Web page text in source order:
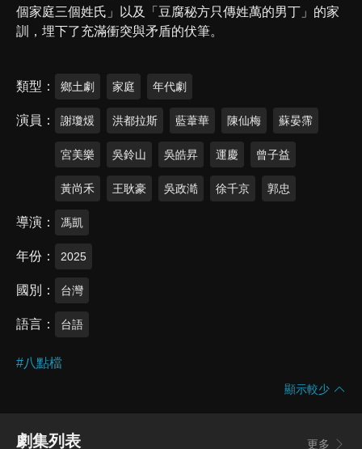
個家庭三個姓氏」以及「豆腐秘方只傳姓萬的男丁」的家
訓，埋下了充滿衝突與矛盾的伏筆。
類型 鄉土劇 家庭 年代劇
演員 謝瓊煖 洪都拉斯 藍葦華 陳仙梅 蘇晏霈
宮美樂 吳鈴山 吳皓昇 運慶 曾子益
黃尚禾 王耿豪 吳政澔 徐千京 郭忠
導演 馮凱
年份 2025
國別 台灣
語言 台語
#八點檔
顯示較少
劇集列表 更多